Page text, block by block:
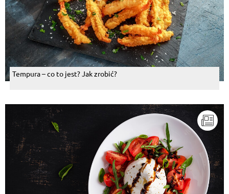
Tempura – co to jest? Jak zrobić?